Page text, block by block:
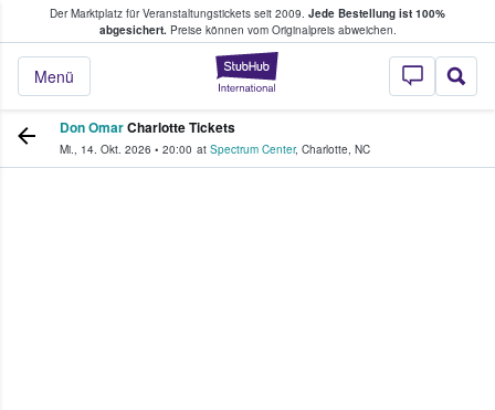
Der Marktplatz für Veranstaltungstickets seit 2009. Jede Bestellung ist 100%
abgesichert.Preise können vom Originalpreis abweichen.
StubHub - Wo
Menü
Tickets kaufen & verkaufen
Don OmarCharlotte Tickets
Mi., 14. Okt. 2026 • 20:00 at Spectrum Center, Charlotte, NC